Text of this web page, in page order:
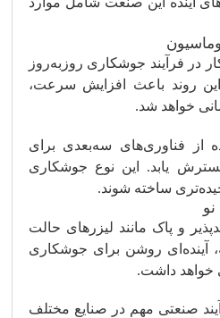
در فرآیند جوشکاری روزبه‌روز
روند باعث افزایش سرعت،
خواهد شد.
از فناوری‌های سه‌بعدی برای
یابد. این نوع جوشکاری
ساخته شوند.
و پاک مانند لیزرهای حالت
آینده‌ای روشن برای جوشکاری
خواهد داشت.
صنعتی مهم در صنایع مختلف